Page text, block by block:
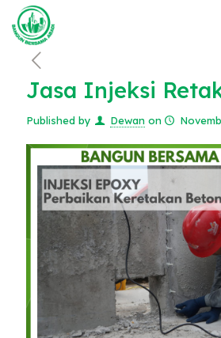
Jasa Injeksi
Published by Dewan on